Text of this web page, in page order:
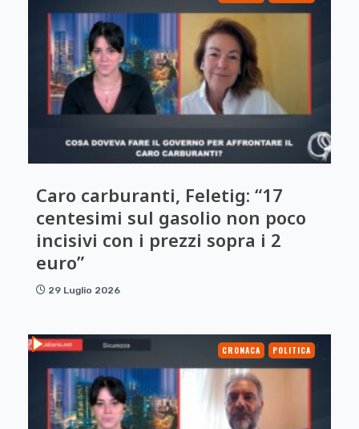
Caro carburanti, Feletig: “17
centesimi sul gasolio non poco
incisivi con i prezzi sopra i 2
euro”
29 Luglio 2026
CRONACA POLITICA